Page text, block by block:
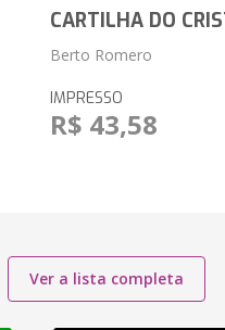
CARTILHA DO
Berto Romero
IMPRESSO
R$ 43,58
Ver a lista completa